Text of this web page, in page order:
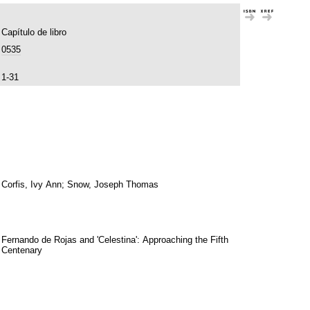
Capítulo de libro
0535
1-31
Corfis, Ivy Ann; Snow, Joseph Thomas
Fernando de Rojas and 'Celestina': Approaching the Fifth
Centenary